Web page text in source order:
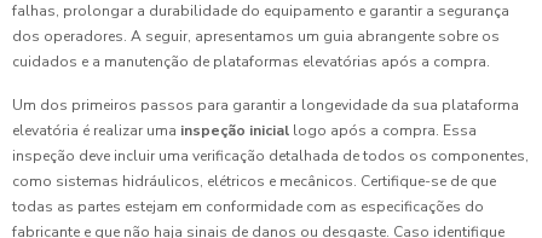
falhas, prolongar a durabilidade do equipamento e garantir a segurança
dos operadores. A seguir, apresentamos um guia abrangente sobre os
cuidados e a manutenção de plataformas elevatórias após a compra.
Um dos primeiros passos para garantir a longevidade da sua plataforma
elevatória é realizar uma inspeção inicial logo após a compra. Essa
inspeção deve incluir uma verificação detalhada de todos os componentes,
como sistemas hidráulicos, elétricos e mecânicos. Certifique-se de que
todas as partes estejam em conformidade com as especificações do
fabricante e que não haja sinais de danos ou desgaste. Caso identifique